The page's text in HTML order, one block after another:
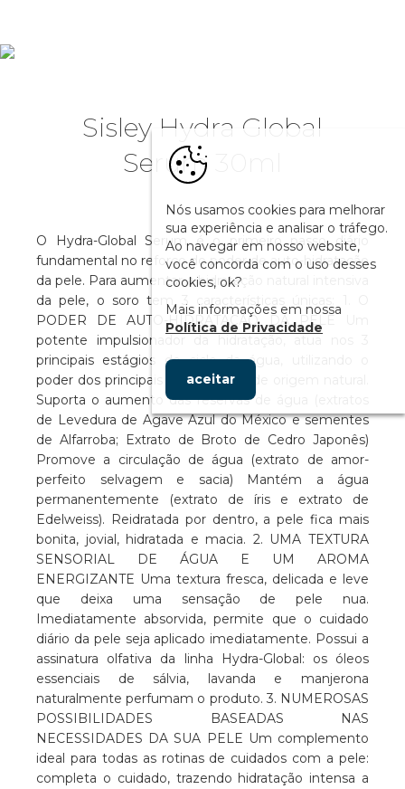
Sisley Hydra Global
Serum 30ml
O Hydra-Global Serum é o primeiro passo diário
fundamental no reforço do poder de auto-hidratação
da pele. Para aumentar a hidratação natural intensiva
da pele, o soro tem 3 características únicas: 1. O
PODER DE AUTO-HIDRATAÇÃO DA PELE Um
potente impulsionador da hidratação, atua nos 3
principais estágios do ciclo da água, utilizando o
poder dos principais ingredientes de origem natural.
Suporta o aumento das reservas de água (extratos
de Levedura de Agave Azul do México e sementes
de Alfarroba; Extrato de Broto de Cedro Japonês)
Promove a circulação de água (extrato de amor-
perfeito selvagem e sacia) Mantém a água
permanentemente (extrato de íris e extrato de
Edelweiss). Reidratada por dentro, a pele fica mais
bonita, jovial, hidratada e macia. 2. UMA TEXTURA
SENSORIAL DE ÁGUA E UM AROMA
ENERGIZANTE Uma textura fresca, delicada e leve
que deixa uma sensação de pele nua.
Imediatamente absorvida, permite que o cuidado
diário da pele seja aplicado imediatamente. Possui a
assinatura olfativa da linha Hydra-Global: os óleos
essenciais de sálvia, lavanda e manjerona
naturalmente perfumam o produto. 3. NUMEROSAS
POSSIBILIDADES BASEADAS NAS
NECESSIDADES DA SUA PELE Um complemento
ideal para todas as rotinas de cuidados com a pele:
completa o cuidado, trazendo hidratação intensa a
Nós usamos cookies para melhorar
sua experiência e analisar o tráfego.
Ao navegar em nosso website,
você concorda com o uso desses
cookies, ok?
Mais informações em nossa
Política de Privacidade
aceitar